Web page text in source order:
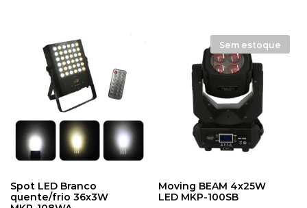
Spot LED Branco
quente/frio 36x3W
Sem estoque
Moving BEAM 4x25W
LED MKP-100SB